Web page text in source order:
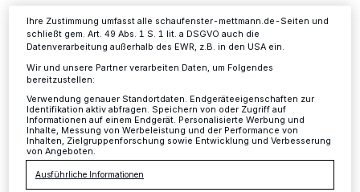
Mettmann·Vom 7. bis einschließlich 18. September
findet für den vorhabenbezogenen Bebauungsplan Nr.
11 an der Albert-Kemmann-Straße sowie für den
Bebauungsplan Nr. 148 am Düsselring / Heinestraße
die frühzeitige Bürgerbeteiligung im Rahmen der
Bauleitplanverfahren statt.
03.09.2020 , 17:00 Uhr Eine Minute Lesezeit
Ihre Zustimmung umfasst alle schaufenster-mettmann.de-Seiten und
schließt gem. Art. 49 Abs. 1 S. 1 lit. a DSGVO auch die
Datenverarbeitung außerhalb des EWR, z.B. in den USA ein.
Wir und unsere Partner verarbeiten Daten, um Folgendes
bereitzustellen:
Verwendung genauer Standortdaten. Endgeräteeigenschaften zur
Identifikation aktiv abfragen. Speichern von oder Zugriff auf
Informationen auf einem Endgerät. Personalisierte Werbung und
Inhalte, Messung von Werbeleistung und der Performance von
Inhalten, Zielgruppenforschung sowie Entwicklung und Verbesserung
von Angeboten.
Ausführliche Informationen